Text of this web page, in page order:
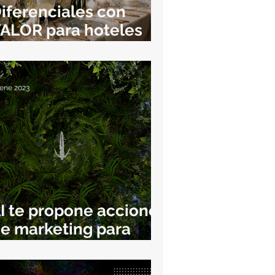
con
para hoteles
te propone acciones
marketing para
2023